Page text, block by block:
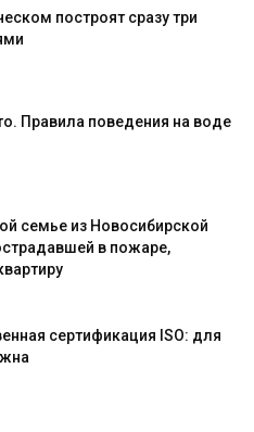
построят сразу три
Правила поведения на воде
семье из Новосибирской
в пожаре,
сертификация ISO: для